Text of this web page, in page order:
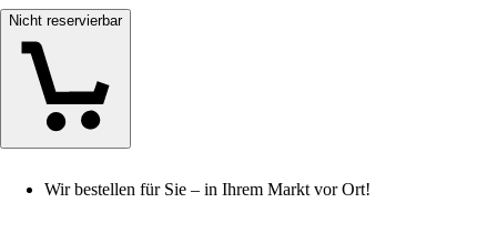
Nicht reservierbar
Wir bestellen für Sie – in Ihrem Markt vor Ort!